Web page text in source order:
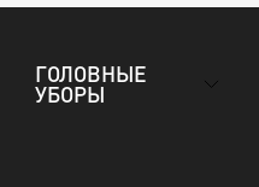
ГОЛОВНЫЕ
УБОРЫ